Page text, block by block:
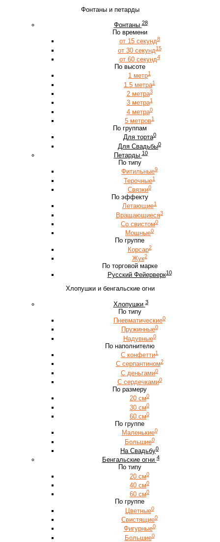
Фонтаны и петарды
Фонтаны 28
По времени
от 15 секунд8
от 30 секунд15
от 60 секунд4
По высоте
1 метр1
1.5 метра1
2 метра3
3 метра1
4 метра0
5 метров1
По группам
Для торта0
Для Свадьбы0
Петарды 10
По типу
Фитильные9
Терочные1
Связки0
По эффекту
Летающие1
Вращающиеся3
Со свистом0
Мощные0
По группе
Корсар2
Жук2
По торговой марке
Русский Фейерверк10
Хлопушки и бенгальские огни
Хлопушки 3
По типу
Пневматические0
Пружинные0
Надувные0
По наполнителю
С конфетти1
С серпантином2
С деньгами0
С сердечками0
По размеру
20 см0
30 см0
60 см0
По группе
Маленькие0
Большие0
На Свадьбу0
Бенгальские огни 4
По типу
20 см0
40 см0
60 см0
По группе
Цветные0
Свистящие0
Фигурные0
Большие0